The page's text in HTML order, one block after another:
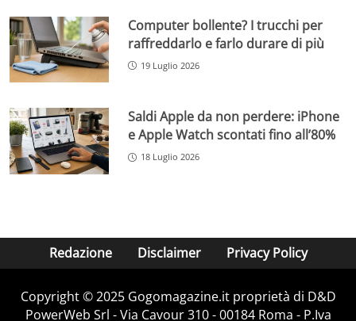
Computer bollente? I trucchi per
raffreddarlo e farlo durare di più
19 Luglio 2026
Saldi Apple da non perdere: iPhone
e Apple Watch scontati fino all’80%
18 Luglio 2026
Redazione Disclaimer Privacy Policy
Copyright © 2025 Gogomagazine.it proprietà di D&D
PowerWeb Srl - Via Cavour 310 - 00184 Roma - P.Iva